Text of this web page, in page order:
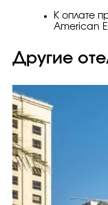
К оплате
American
Другие